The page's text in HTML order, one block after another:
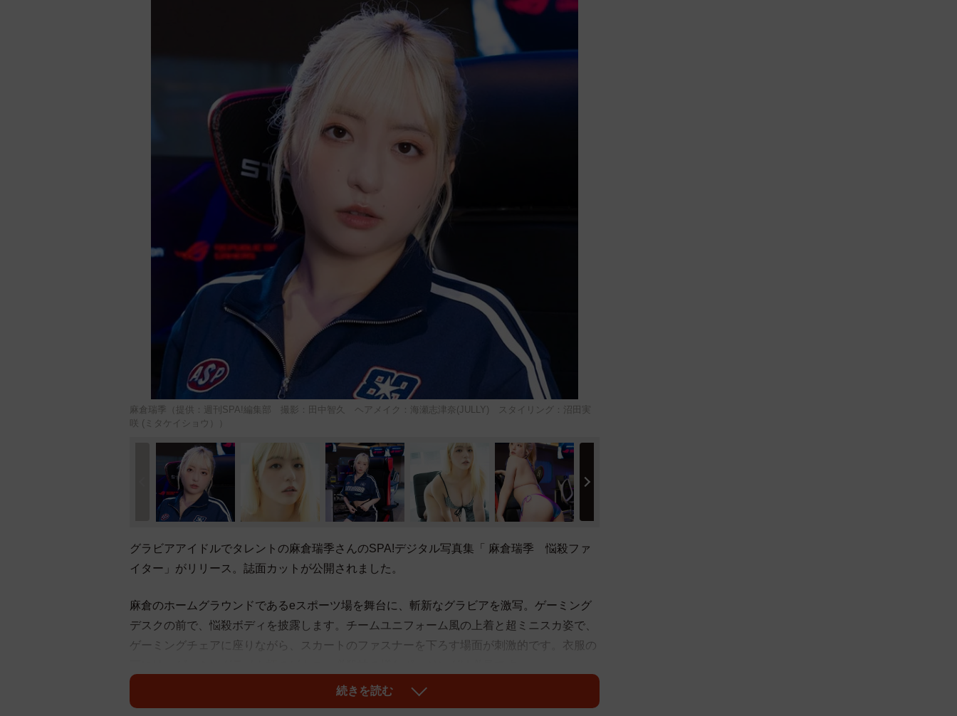
麻倉瑞季（提供：週刊SPA!編集部 撮影：田中智久 ヘアメイク：海瀬志津奈(JULLY) スタイリング：沼田実
咲 (ミタケイショウ））
グラビアアイドルでタレントの麻倉瑞季さんのSPA!デジタル写真集「 麻倉瑞季 悩殺ファ
イター」がリリース。誌面カットが公開されました。
麻倉のホームグラウンドであるeスポーツ場を舞台に、斬新なグラビアを激写。ゲーミング
デスクの前で、悩殺ボディを披露します。チームユニフォーム風の上着と超ミニスカ姿で、
ゲーミングチェアに座りながら、スカートのファスナーを下ろす場面が刺激的です。衣服の
さらに自室練習場に移動すると、ピンクのヘッドホンを装着してゲームを楽しむ様子も撮
続きを読む